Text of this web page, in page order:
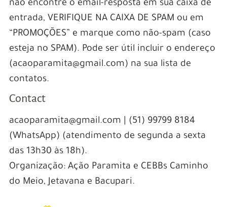
não encontre o email-resposta em sua caixa de
entrada, VERIFIQUE NA CAIXA DE SPAM ou em
“PROMOÇÕES” e marque como não-spam (caso
esteja no SPAM). Pode ser útil incluir o endereço
(acaoparamita@gmail.com) na sua lista de
contatos.
Contact
acaoparamita@gmail.com | (51) 99799 8184
(WhatsApp) (atendimento de segunda a sexta
das 13h30 às 18h).
Organização: Ação Paramita e CEBBs Caminho
do Meio, Jetavana e Bacupari.